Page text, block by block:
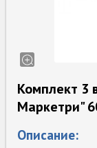
Комплект 3
Маркетри"
Описание: